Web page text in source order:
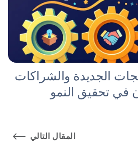
الجديدة والشراكات
في تحقيق النمو
المقال التالي